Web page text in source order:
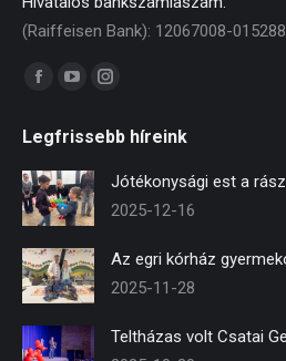
(Raiffeisen Bank): 12067008-
Find us on:
Facebook
opens
in
new
window
YouTube
opens
in
new
window
Instagram
opens
new
Legfrissebb híreink
Jótékonysági est a
2025-12-16
Az egri kórház
2025-11-28
Teltházas volt Csatai